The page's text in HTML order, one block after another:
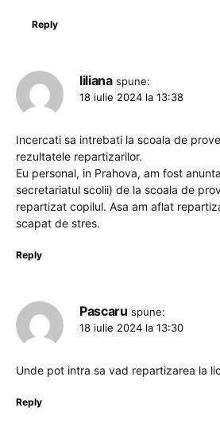
Reply
liliana spune:
18 iulie 2024 la 13:38
Incercati sa intrebati la scoala de
rezultatele repartizarilor.
Eu personal, in Prahova, am fost
secretariatul scolii) de la scoala de
repartizat copilul. Asa am aflat
scapat de stres.
Reply
Pascaru spune:
18 iulie 2024 la 13:30
Unde pot intra sa vad repartizarea la
Reply